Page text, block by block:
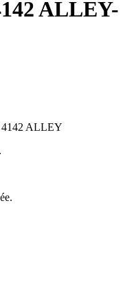
ALLEY-
4142 ALLEY